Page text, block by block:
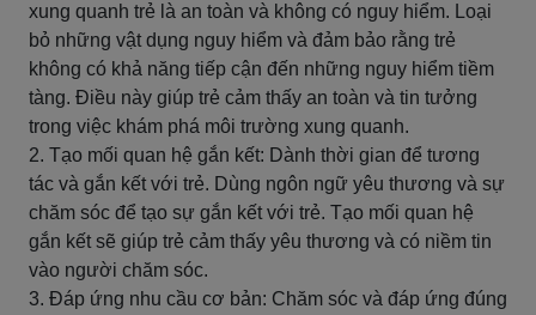
xung quanh trẻ là an toàn và không có nguy hiểm. Loại
bỏ những vật dụng nguy hiểm và đảm bảo rằng trẻ
không có khả năng tiếp cận đến những nguy hiểm tiềm
tàng. Điều này giúp trẻ cảm thấy an toàn và tin tưởng
trong việc khám phá môi trường xung quanh.
2. Tạo mối quan hệ gắn kết: Dành thời gian để tương
tác và gắn kết với trẻ. Dùng ngôn ngữ yêu thương và sự
chăm sóc để tạo sự gắn kết với trẻ. Tạo mối quan hệ
gắn kết sẽ giúp trẻ cảm thấy yêu thương và có niềm tin
vào người chăm sóc.
3. Đáp ứng nhu cầu cơ bản: Chăm sóc và đáp ứng đúng